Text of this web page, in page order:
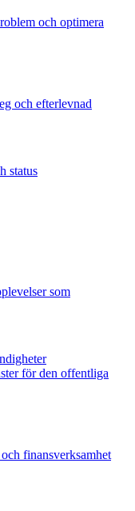
och optimera
och efterlevnad
status
som
för den offentliga
finansverksamhet